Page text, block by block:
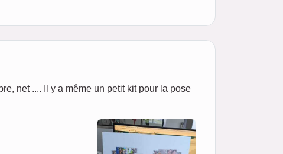
net .... Il y a même un petit kit pour la pose